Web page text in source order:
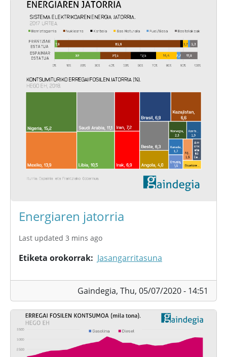
Energiaren jatorria
Last updated 3 mins ago
Etiketa orokorrak Jasangarritasuna
Gaindegia, Thu, 05/07/2020 - 14:51